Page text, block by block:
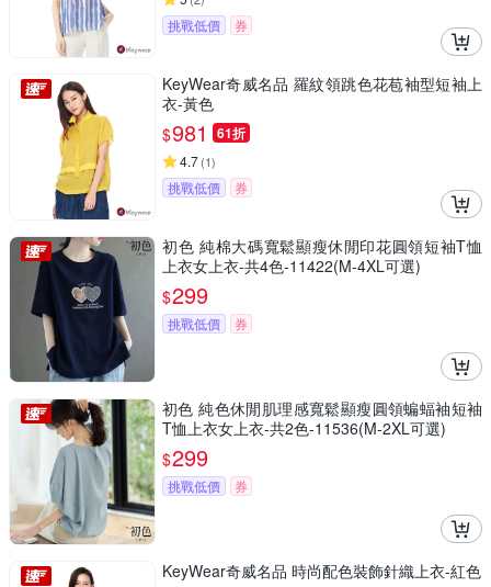
挑戰低價 券
KeyWear奇威名品 羅紋領跳色花苞袖型短袖上
衣-黃色
$981 61折
4.7(1)
挑戰低價 券
初色 純棉大碼寬鬆顯瘦休閒印花圓領短袖T恤
上衣女上衣-共4色-11422(M-4XL可選)
$299
挑戰低價 券
初色 純色休閒肌理感寬鬆顯瘦圓領蝙蝠袖短袖
T恤上衣女上衣-共2色-11536(M-2XL可選)
$299
挑戰低價 券
KeyWear奇威名品 時尚配色裝飾針織上衣-紅色